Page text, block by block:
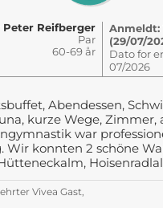
Peter Reifberger
Par
60-69 år
Anmeldt:
(29/07/
Dato for
07/2026
Abendessen,
kurze Wege, Zimmer,
war
Wir konnten 2 schöne
Vivea Gast,